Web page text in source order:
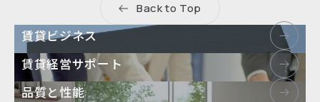
Back to Top
賃貸ビジネス
賃貸経営サポート
品質と性能